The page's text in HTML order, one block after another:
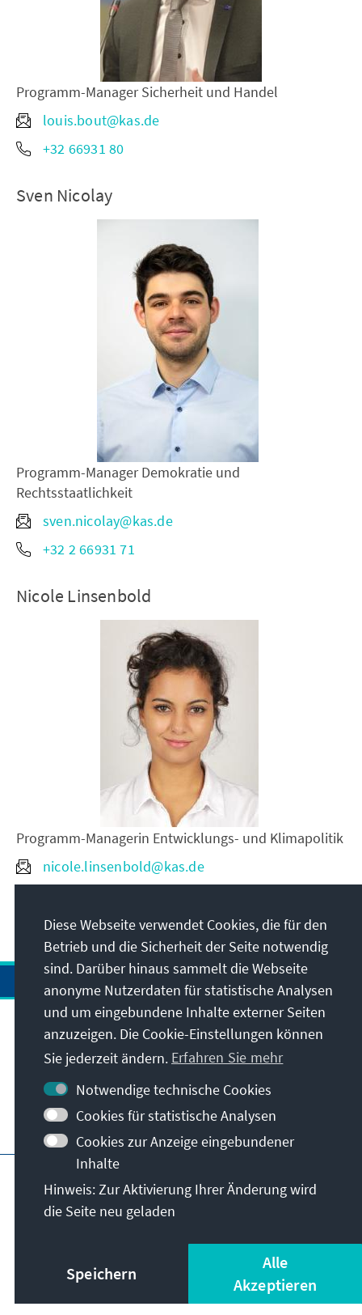
Programm-Manager Sicherheit und Handel
louis.bout@kas.de
+32 66931 80
Sven Nicolay
Programm-Manager Demokratie und
Rechtsstaatlichkeit
sven.nicolay@kas.de
+32 2 66931 71
Nicole Linsenbold
Programm-Managerin Entwicklungs- und Klimapolitik
nicole.linsenbold@kas.de
Anschrift
Kontakt
Besuchen Sie auch
Hauptseite der KAS
Nutzungsbedingungen
Erklärung zur Barrierefreiheit
© Konrad-Adenauer-Stiftung e.V. 2026
Diese Webseite verwendet Cookies, die für den
Betrieb und die Sicherheit der Seite notwendig
sind. Darüber hinaus sammelt die Webseite
anonyme Nutzerdaten für statistische Analysen
und um eingebundene Inhalte externer Seiten
anzuzeigen. Die Cookie-Einstellungen können
Sie jederzeit ändern. Erfahren Sie mehr
Notwendige technische Cookies
Cookies für statistische Analysen
Cookies zur Anzeige eingebundener
Inhalte
Hinweis: Zur Aktivierung Ihrer Änderung wird
die Seite neu geladen
Speichern
Alle
Akzeptieren